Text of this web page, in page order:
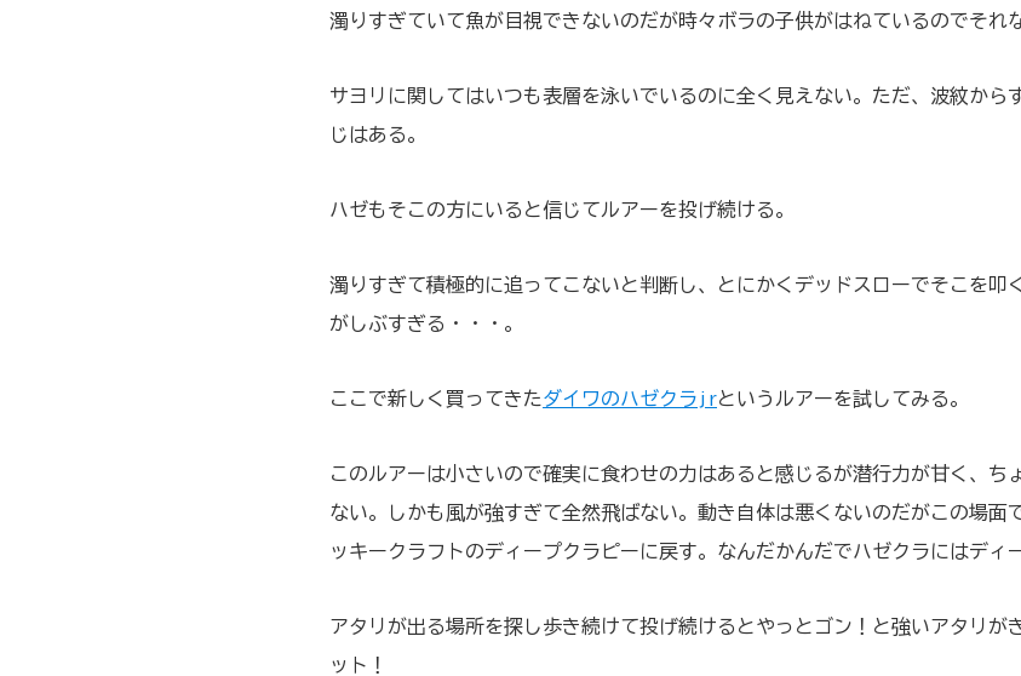
濁りすぎていて魚が目視できないのだが時々ボラの子供がはねているのでそれ
サヨリに関してはいつも表層を泳いでいるのに全く見えない。ただ、波紋から
じはある。
ハゼもそこの方にいると信じてルアーを投げ続ける。
濁りすぎて積極的に追ってこないと判断し、とにかくデッドスローでそこを叩
がしぶすぎる・・・。
ここで新しく買ってきたダイワのハゼクラjrというルアーを試してみる。
このルアーは小さいので確実に食わせの力はあると感じるが潜行力が甘く、ち
ない。しかも風が強すぎて全然飛ばない。動き自体は悪くないのだがこの場面
ッキークラフトのディープクラピーに戻す。なんだかんだでハゼクラにはディ
アタリが出る場所を探し歩き続けて投げ続けるとやっとゴン！と強いアタリが
ット！